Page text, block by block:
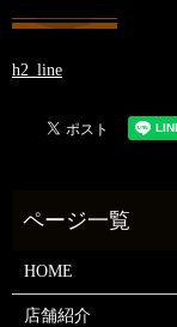
h2_line
HOME
店舗紹介